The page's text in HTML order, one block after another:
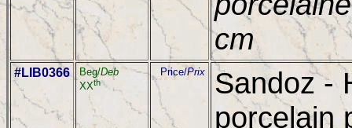
cm
#LIB0366 Beg/Deb
XXth
Price/Prix
Sandoz -
porcelain